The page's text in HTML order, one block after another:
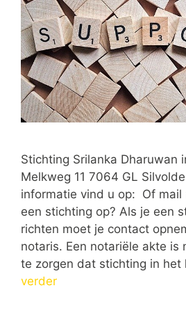
Stichting Srilanka Dharuwan
Melkweg 11 7064 GL
informatie vind u op: Of
een stichting op? Als je een
richten moet je contact
notaris. Een notariële akte is
te zorgen dat stichting in het
verder